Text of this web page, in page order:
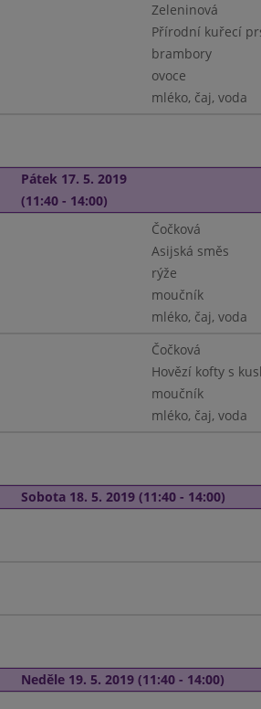
Zeleninová
Přírodní kuřecí
brambory
ovoce
mléko, čaj, voda
Pátek 17. 5. 2019
(11:40 - 14:00)
Čočková
Asijská směs
rýže
moučník
mléko, čaj, voda
Čočková
Hovězí kofty s
moučník
mléko, čaj, voda
Sobota 18. 5. 2019 (11:40 - 14:00)
Neděle 19. 5. 2019 (11:40 - 14:00)